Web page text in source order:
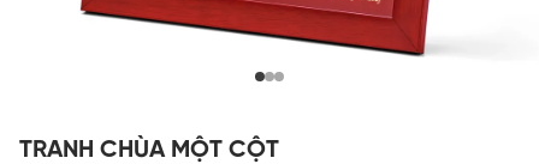
TRANH CHÙA MỘT CỘT